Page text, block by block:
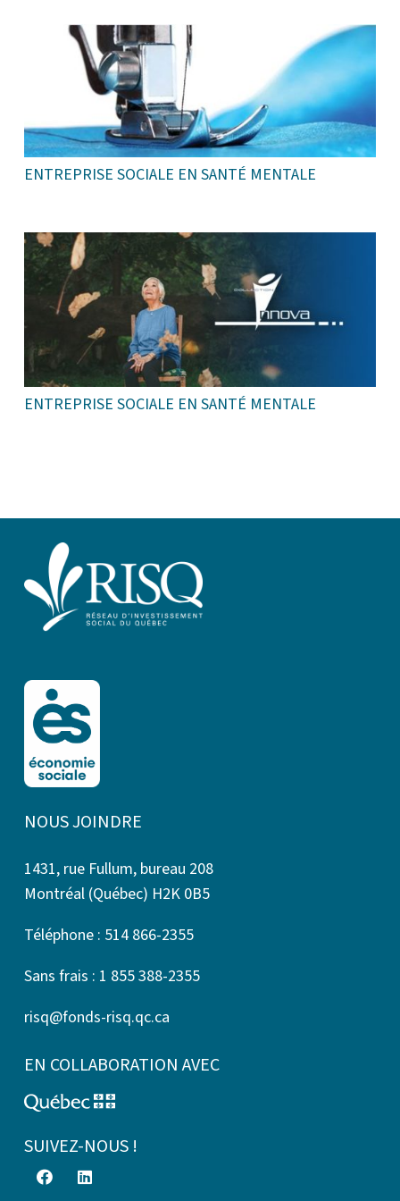
ENTREPRISE SOCIALE EN SANTÉ MENTALE
ENTREPRISE SOCIALE EN SANTÉ MENTALE
NOUS JOINDRE
1431, rue Fullum, bureau 208
Montréal (Québec) H2K 0B5
Téléphone : 514 866-2355
Sans frais : 1 855 388-2355
risq@fonds-risq.qc.ca
EN COLLABORATION AVEC
SUIVEZ-NOUS !